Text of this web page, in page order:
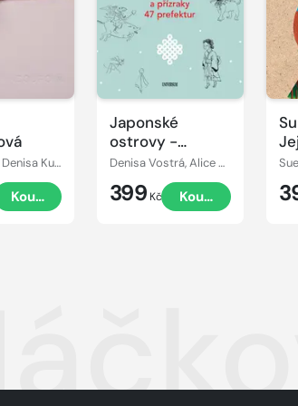
Julia Bailey, Denisa Kujelová, Vít Havránek, Klara Kemp-Welch, Martina Pachmanová, Kateřina Vincourová
Koupit
Japonské
ostrovy -
Zajímavosti a
přízraky 47
prefektur
Denisa Vostrá, Alice Kraemerová
399 Kč Koupit